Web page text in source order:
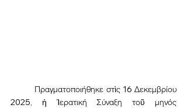
2025, ἡ Ἱερατική Σύναξη τοῦ μηνός